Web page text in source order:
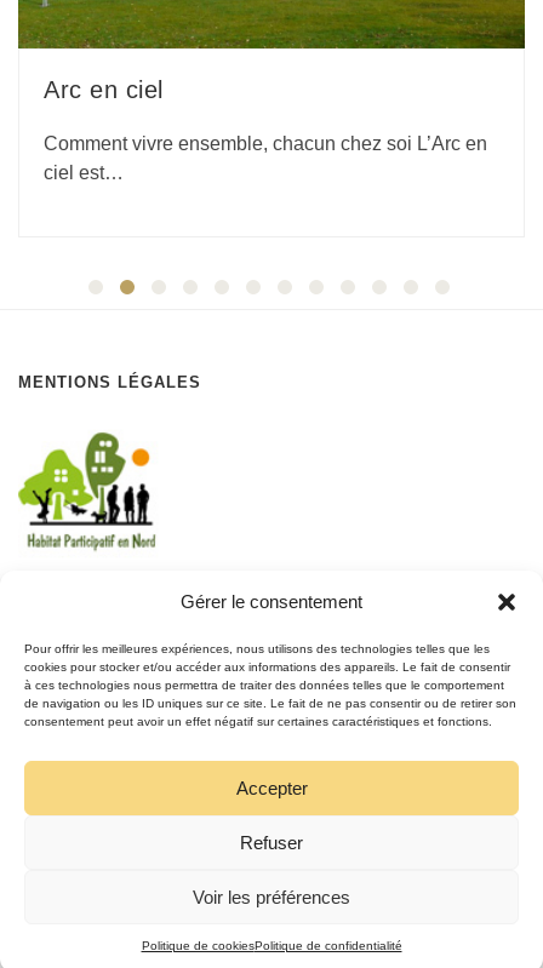
Gérer le consentement
Pour offrir les meilleures expériences, nous utilisons des technologies telles que les
cookies pour stocker et/ou accéder aux informations des appareils. Le fait de consentir
à ces technologies nous permettra de traiter des données telles que le comportement
de navigation ou les ID uniques sur ce site. Le fait de ne pas consentir ou de retirer son
consentement peut avoir un effet négatif sur certaines caractéristiques et fonctions.
Accepter
Refuser
Voir les préférences
Politique de cookiesPolitique de confidentialité
chacun chez soi L’Arc en
Habitat partagé et
MENTIONS LÉGALES
REJOIGNEZ-NOUS
SUR FACEBOOK